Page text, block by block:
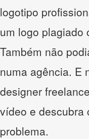
logotipo
um logo plagiado
Também não
numa agência. E
designer
vídeo e descubra
problema.